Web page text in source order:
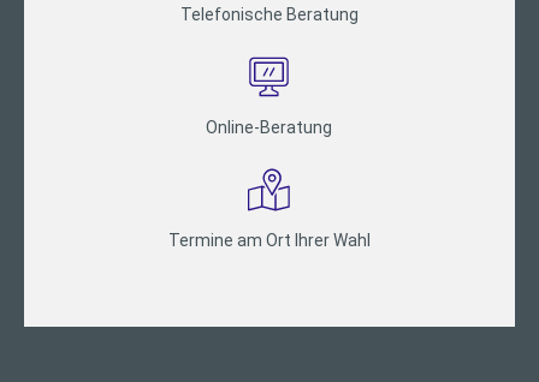
Telefonische Beratung
Online-Beratung
Termine am Ort Ihrer Wahl